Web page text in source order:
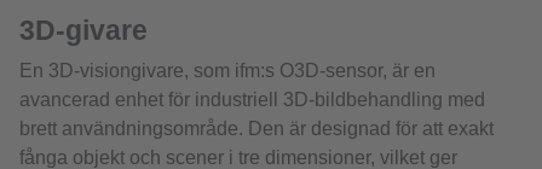
3D-givare
En 3D-visiongivare, som ifm:s O3D-sensor, är en
avancerad enhet för industriell 3D-bildbehandling med
brett användningsområde. Den är designad för att exakt
fånga objekt och scener i tre dimensioner, vilket ger